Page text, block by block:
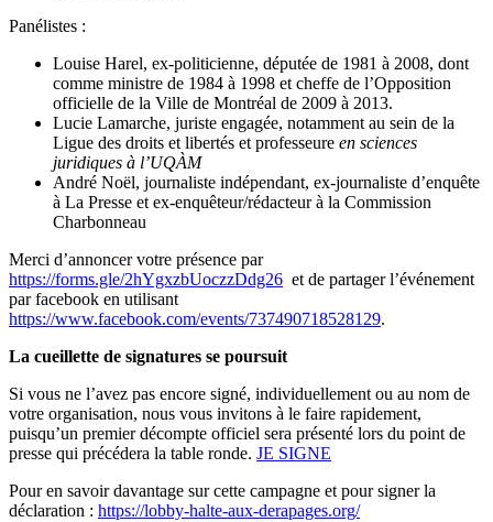
Panélistes :
Louise Harel, ex-politicienne, députée de 1981 à 2008, dont
comme ministre de 1984 à 1998 et cheffe de l’Opposition
officielle de la Ville de Montréal de 2009 à 2013.
Lucie Lamarche, juriste engagée, notamment au sein de la
Ligue des droits et libertés et professeure en sciences
juridiques à l’UQÀM
André Noël, journaliste indépendant, ex-journaliste d’enquête
à La Presse et ex-enquêteur/rédacteur à la Commission
Charbonneau
Merci d’annoncer votre présence par
https://forms.gle/2hYgxzbUoczzDdg26 et de partager l’événement
par facebook en utilisant
https://www.facebook.com/events/737490718528129.
La cueillette de signatures se poursuit
Si vous ne l’avez pas encore signé, individuellement ou au nom de
votre organisation, nous vous invitons à le faire rapidement,
puisqu’un premier décompte officiel sera présenté lors du point de
presse qui précédera la table ronde. JE SIGNE
Pour en savoir davantage sur cette campagne et pour signer la
déclaration : https://lobby-halte-aux-derapages.org/